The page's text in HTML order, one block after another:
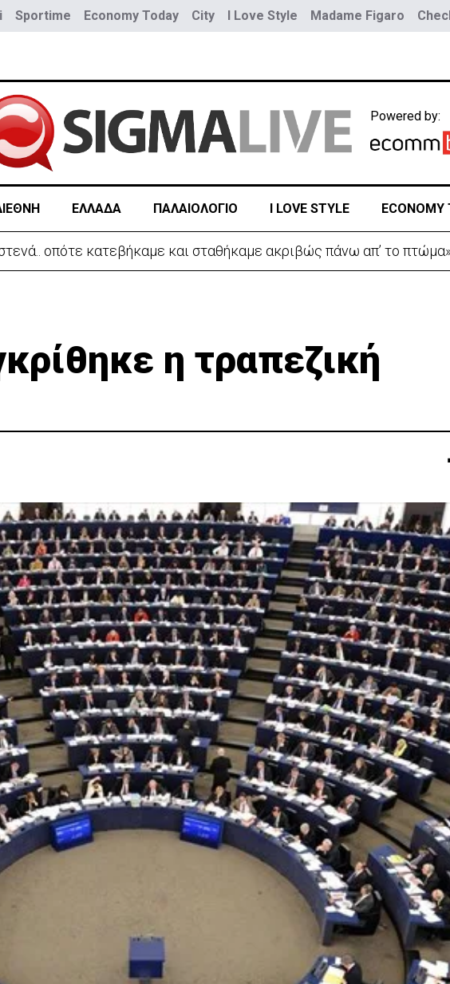
Sportime Economy Today City I Love Style Madame Figaro
Powered by:
ΕΛΛΑΔΑ ΠΑΛΑΙΟΛΟΓΙΟ I LOVE STYLE ECONOMY
οπότε κατεβήκαμε και σταθήκαμε ακριβώς πάνω απ’ το
η τραπεζική